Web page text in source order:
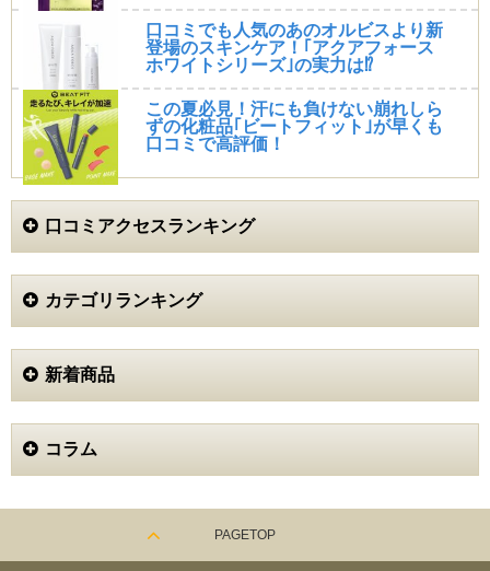
口コミでも人気のあのオルビスより新
登場のスキンケア！｢アクアフォース
ホワイトシリーズ｣の実力は⁉
この夏必見！汗にも負けない崩れしら
ずの化粧品｢ビートフィット｣が早くも
口コミで高評価！
口コミアクセスランキング
カテゴリランキング
新着商品
コラム
PAGETOP